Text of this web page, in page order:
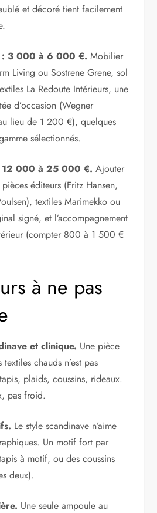
et décoré tient facilement
: 3 000 à 6 000 €. Mobilier
Living ou Sostrene Grene, sol
La Redoute Intérieurs, une
d’occasion (Wegner
lieu de 1 200 €), quelques
sélectionnés.
12 000 à 25 000 €. Ajouter
éditeurs (Fritz Hansen,
textiles Marimekko ou
signé, et l’accompagnement
(compter 800 à 1 500 €
à ne pas
et clinique. Une pièce
chauds n’est pas
plaids, coussins, rideaux.
pas froid.
Le style scandinave n’aime
Un motif fort par
à motif, ou des coussins
deux).
Une seule ampoule au